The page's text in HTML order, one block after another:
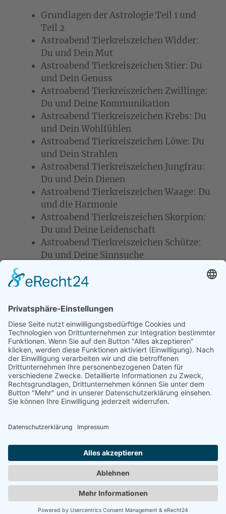
Grundlagen der Astrologie Teil 1 und
Teil 2
Astroabend Tierkreiszeichen Widder:
Du und Dein Mut
Astroabend Tierkreiszeichen Stier: Du
und Dein Genuss
Astroabend Tierkreiszeichen Zwillinge:
Du und Deine Kommunikation
Astroabend Tierkreiszeichen Krebs: Du
und Dein Wohlfühlen
Astroabend Tierkreiszeichen Löwe: Du
und Dein Strahlen
Astroabend Tierkreiszeichen Jungfrau:
Du und Dein Dienen
Astroabend Tierkreiszeichen Waage: Du
und die Harmonie
Astroabend Tierkreiszeichen Skorpion:
Du und Deine Leidenschaft
Astroabend Tierkreiszeichen Schütze:
Du und Deine Sinnsuche
2022 beschließen wir den Tierkreis mit den
Fische und betrachten dann weitere Themen
Beruf/Berufung im Horoskop. Die komplette
Reihe endet im Dezember 2022.
Tierkommunikation lernen
Anfahrt | Impressum Datenschutzerklärung